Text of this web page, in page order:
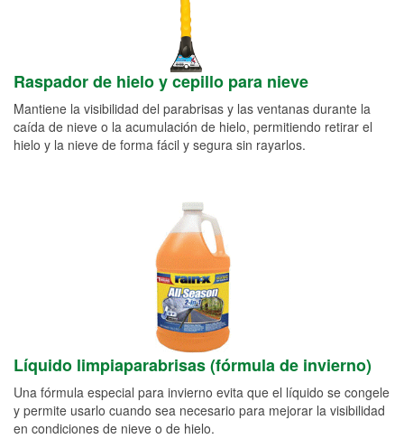
Raspador de hielo y cepillo para nieve
Mantiene la visibilidad del parabrisas y las ventanas durante la
caída de nieve o la acumulación de hielo, permitiendo retirar el
hielo y la nieve de forma fácil y segura sin rayarlos.
Líquido limpiaparabrisas (fórmula de invierno)
Una fórmula especial para invierno evita que el líquido se congele
y permite usarlo cuando sea necesario para mejorar la visibilidad
en condiciones de nieve o de hielo.